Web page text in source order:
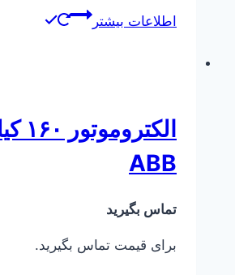
اطلاعات بیشتر
ABB
تماس بگیرید
برای قیمت تماس بگیرید.